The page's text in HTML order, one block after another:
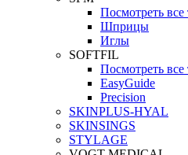
Посмотреть все
Шприцы
Иглы
SOFTFIL
Посмотреть все
EasyGuide
Precision
SKINPLUS-HYAL
SKINSINGS
STYLAGE